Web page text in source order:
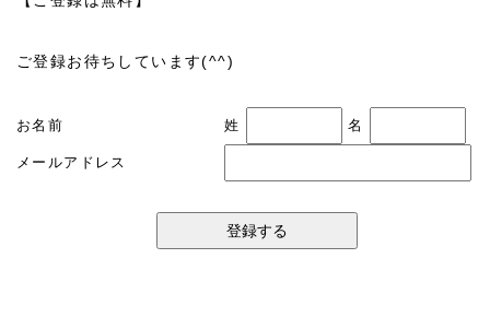
ご登録お待ちしています(^^)
お名前 姓 名
メールアドレス